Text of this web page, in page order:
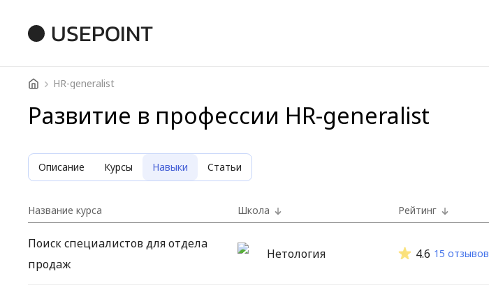
USEPOINT
HR-generalist
Развитие в профессии HR-generalist
Описание Курсы Навыки Статьи
Название курса Школа Рейтинг
Поиск специалистов для отдела
продаж
Нетология 4.6 15 отзывов